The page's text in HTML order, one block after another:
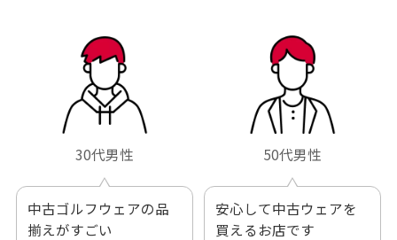
30代男性
中古ゴルフウェアの品
揃えがすごい
50代男性
安心して中古ウェアを
買えるお店です